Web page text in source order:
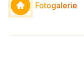
Fotogalerie